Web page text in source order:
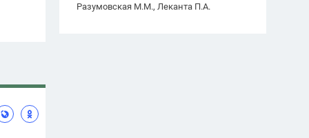
Разумовская М.М., Леканта П.А.